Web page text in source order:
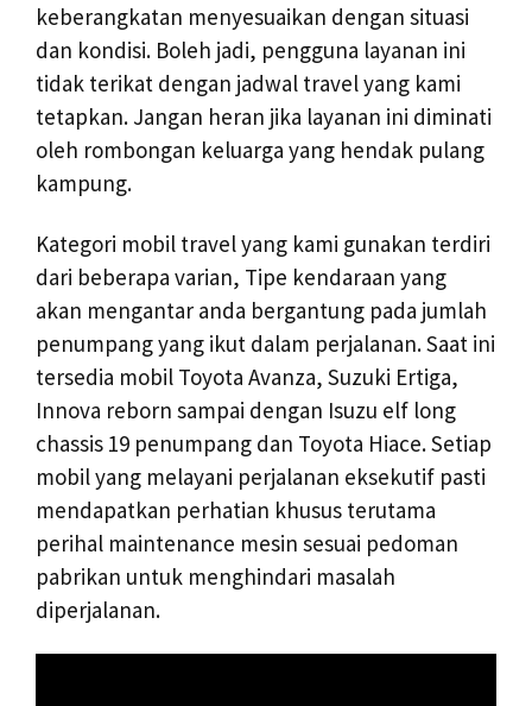
keberangkatan menyesuaikan dengan situasi
dan kondisi. Boleh jadi, pengguna layanan ini
tidak terikat dengan jadwal travel yang kami
tetapkan. Jangan heran jika layanan ini diminati
oleh rombongan keluarga yang hendak pulang
kampung.
Kategori mobil travel yang kami gunakan terdiri
dari beberapa varian, Tipe kendaraan yang
akan mengantar anda bergantung pada jumlah
penumpang yang ikut dalam perjalanan. Saat ini
tersedia mobil Toyota Avanza, Suzuki Ertiga,
Innova reborn sampai dengan Isuzu elf long
chassis 19 penumpang dan Toyota Hiace. Setiap
mobil yang melayani perjalanan eksekutif pasti
mendapatkan perhatian khusus terutama
perihal maintenance mesin sesuai pedoman
pabrikan untuk menghindari masalah
diperjalanan.